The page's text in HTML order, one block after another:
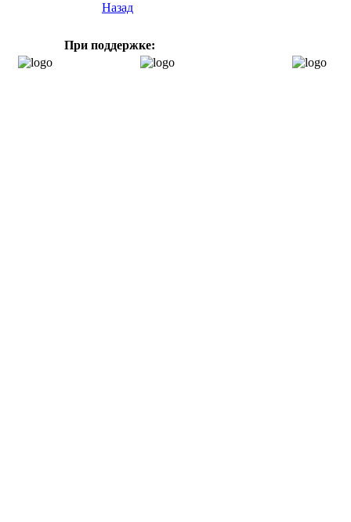
Назад
При поддержке: